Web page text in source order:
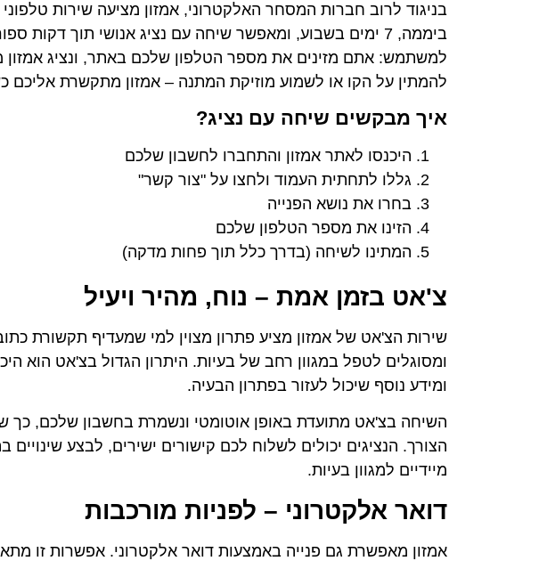
ביממה, 7 ימים בשבוע, ומאפשר שיחה עם נציג אנושי תוך דקות
למשתמש: אתם מזינים את מספר הטלפון שלכם באתר, ונציג אמזון
להמתין על הקו או לשמוע מוזיקת המתנה – אמזון מתקשרת אליכם
איך מבקשים שיחה עם נציג?
היכנסו לאתר אמזון והתחברו לחשבון שלכם
גללו לתחתית העמוד ולחצו על "צור קשר"
בחרו את נושא הפנייה
הזינו את מספר הטלפון שלכם
המתינו לשיחה (בדרך כלל תוך פחות מדקה)
צ'אט בזמן אמת – נוח, מהיר ויעיל
שירות הצ'אט של אמזון מציע פתרון מצוין למי שמעדיף תקשורת
ומסוגלים לטפל במגוון רחב של בעיות. היתרון הגדול בצ'אט הוא
ומידע נוסף שיכול לעזור בפתרון הבעיה.
השיחה בצ'אט מתועדת באופן אוטומטי ונשמרת בחשבון שלכם, כך
הצורך. הנציגים יכולים לשלוח לכם קישורים ישירים, לבצע
מיידיים למגוון בעיות.
דואר אלקטרוני – לפניות מורכבות
אמזון מאפשרת גם פנייה באמצעות דואר אלקטרוני. אפשרות זו